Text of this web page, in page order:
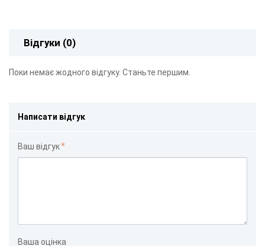
Відгуки (0)
Поки немає жодного відгуку. Станьте першим.
Написати відгук
Ваш відгук
Ваша оцінка